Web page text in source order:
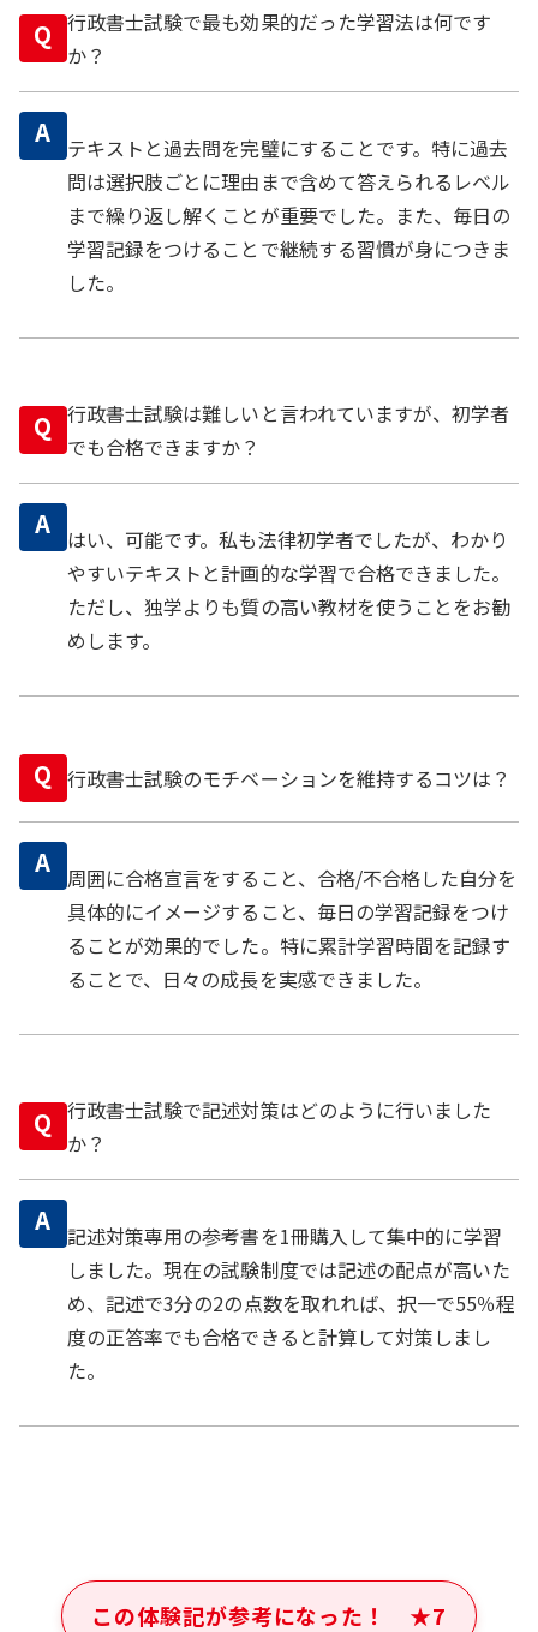
Q 行政書士試験で最も効果的だった学習法は何です
か？
A
テキストと過去問を完璧にすることです。特に過去
問は選択肢ごとに理由まで含めて答えられるレベル
まで繰り返し解くことが重要でした。また、毎日の
学習記録をつけることで継続する習慣が身につきま
した。
Q 行政書士試験は難しいと言われていますが、初学者
でも合格できますか？
A
はい、可能です。私も法律初学者でしたが、わかり
やすいテキストと計画的な学習で合格できました。
ただし、独学よりも質の高い教材を使うことをお勧
めします。
Q 行政書士試験のモチベーションを維持するコツは？
A
周囲に合格宣言をすること、合格/不合格した自分を
具体的にイメージすること、毎日の学習記録をつけ
ることが効果的でした。特に累計学習時間を記録す
ることで、日々の成長を実感できました。
Q 行政書士試験で記述対策はどのように行いました
か？
A 記述対策専用の参考書を1冊購入して集中的に学習
しました。現在の試験制度では記述の配点が高いた
め、記述で3分の2の点数を取れれば、択一で55％程
度の正答率でも合格できると計算して対策しまし
た。
この体験記が参考になった！ ★7